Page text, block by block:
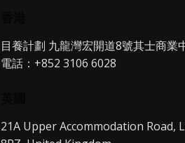
目養計劃 九龍灣宏開道8號其士商業
電話：+852 3106 6028
21A Upper Accommodation Road,